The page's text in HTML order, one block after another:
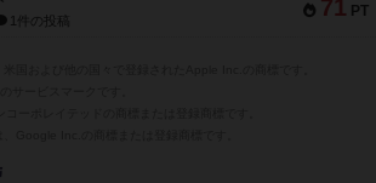
71 PT
1件の投稿